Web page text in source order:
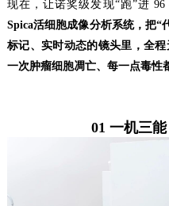
现在，让诺奖级发现“跑”进
Spica活细胞成像分析系统，把“
标记、实时动态的镜头里，全
一次肿瘤细胞凋亡、每一点毒性
01 一机三